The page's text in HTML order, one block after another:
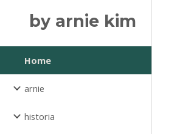
by arnie kim
Home
arnie
historia